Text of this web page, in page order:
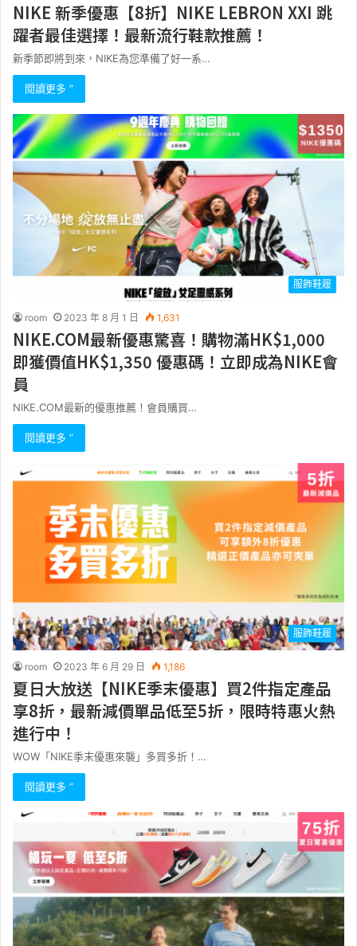
NIKE 新季優惠【8折】NIKE LEBRON XXI 跳
躍者最佳選擇！最新流行鞋款推薦！
新季節即將到來，NIKE為您準備了好一系…
閱讀更多 ”
服飾鞋履
room 2023 年 8 月 1 日 1,631
NIKE.COM最新優惠驚喜！購物滿HK$1,000
即獲價值HK$1,350 優惠碼！立即成為NIKE會
員
NIKE.COM最新的優惠推薦！會員購買…
閱讀更多 ”
服飾鞋履
room 2023 年 6 月 29 日 1,186
夏日大放送【NIKE季末優惠】買2件指定產品
享8折，最新減價單品低至5折，限時特惠火熱
進行中！
WOW「NIKE季末優惠來襲」多買多折！…
閱讀更多 ”